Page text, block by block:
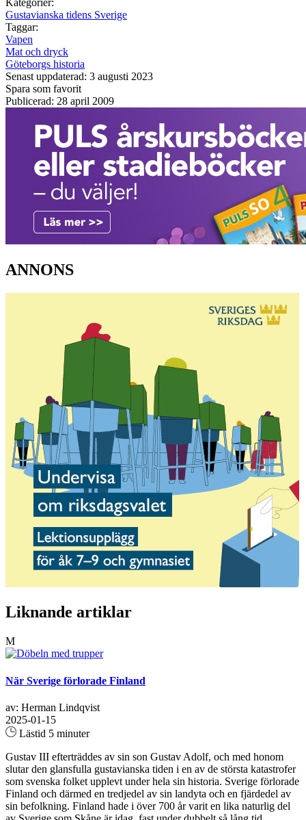
Gustavianska tidens Sverige
Taggar:
Vapen
Mat och dryck
Göteborgs historia
Senast uppdaterad: 3 augusti 2023
Spara som favorit
Publicerad: 28 april 2009
ANNONS
Liknande artiklar
M
När Sverige förlorade Finland
av: Herman Lindqvist
2025-01-15
Lästid 5 minuter
Gustav III efterträddes av sin son Gustav Adolf, och med honom
slutar den glansfulla gustavianska tiden i en av de största katastrofer
som svenska folket upplevt under hela sin historia. Sverige förlorade
Finland och därmed en tredjedel av sin landyta och en fjärdedel av
sin befolkning. Finland hade i över 700 år varit en lika naturlig del